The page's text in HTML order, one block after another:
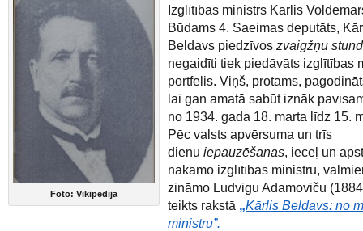
Foto: Vikipēdija
Izglītības ministrs Kārlis
Būdams 4. Saeimas deputāts,
Beldavs piedzīvos zvaigžņu
negaidīti tiek piedāvāts izglītības
portfelis. Viņš, protams,
lai gan amatā sabūt iznāk
no 1934. gada 18. marta līdz 15.
Pēc valsts apvērsuma un trīs
dienu iepauzēšanas, ieceļ un
nākamo izglītības ministru,
zināmo Ludvigu Adamoviču
teikts rakstā „Kārlis Beldavs: no
ministru”.